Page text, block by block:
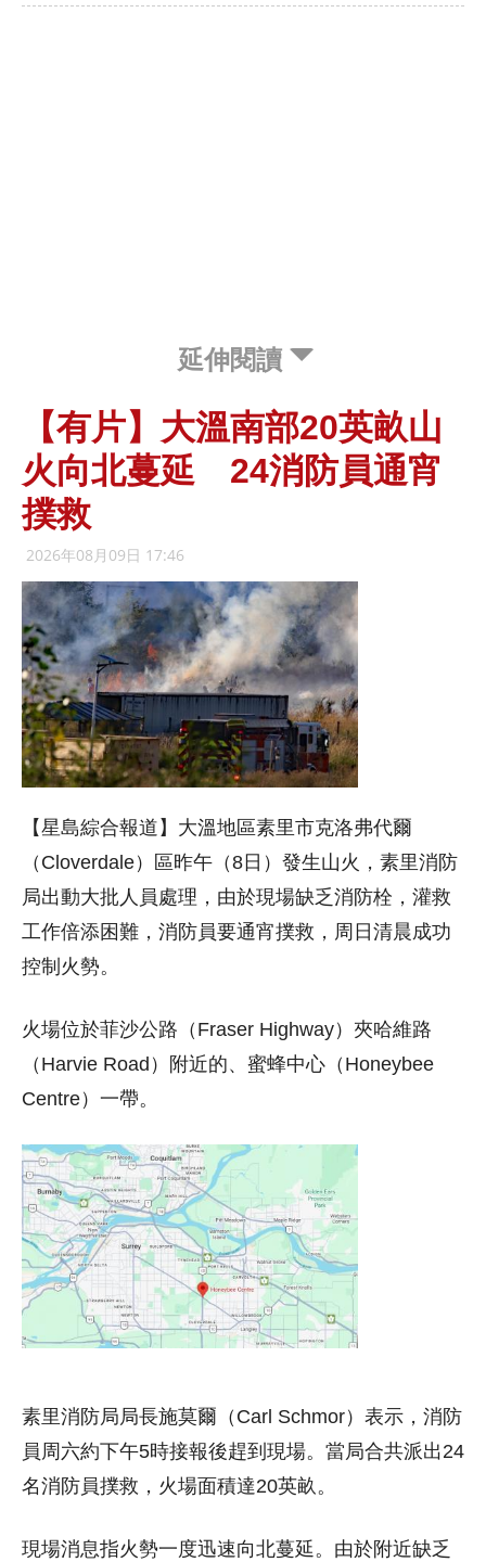
延伸閱讀
【有片】大溫南部20英畝山
火向北蔓延 24消防員通宵
撲救
2026年08月09日 17:46
【星島綜合報道】大溫地區素里市克洛弗代爾
（Cloverdale）區昨午（8日）發生山火，素里消防
局出動大批人員處理，由於現場缺乏消防栓，灌救
工作倍添困難，消防員要通宵撲救，周日清晨成功
控制火勢。
火場位於菲沙公路（Fraser Highway）夾哈維路
（Harvie Road）附近的、蜜蜂中心（Honeybee
Centre）一帶。
素里消防局局長施莫爾（Carl Schmor）表示，消防
員周六約下午5時接報後趕到現場。當局合共派出24
名消防員撲救，火場面積達20英畝。
現場消息指火勢一度迅速向北蔓延。由於附近缺乏